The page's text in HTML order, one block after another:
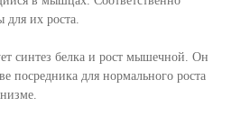
их роста.
синтез белка и рост мышечной. Он
посредника для нормального роста